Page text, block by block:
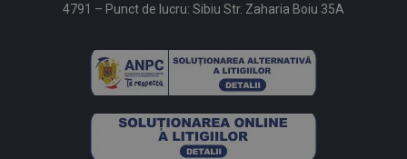
4791 – Punct de lucru: Sibiu Str. Zaharia Boiu 35A